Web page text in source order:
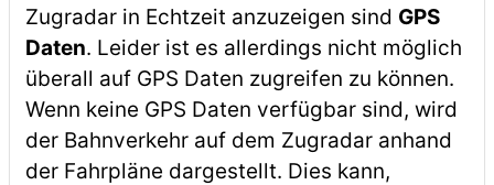
Zugradar in Echtzeit anzuzeigen sind GPS
Daten. Leider ist es allerdings nicht möglich
überall auf GPS Daten zugreifen zu können.
Wenn keine GPS Daten verfügbar sind, wird
der Bahnverkehr auf dem Zugradar anhand
der Fahrpläne dargestellt. Dies kann,